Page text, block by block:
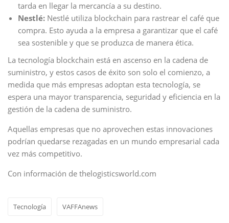
tarda en llegar la mercancía a su destino.
Nestlé: Nestlé utiliza blockchain para rastrear el café que
compra. Esto ayuda a la empresa a garantizar que el café
sea sostenible y que se produzca de manera ética.
La tecnología blockchain está en ascenso en la cadena de
suministro, y estos casos de éxito son solo el comienzo, a
medida que más empresas adoptan esta tecnología, se
espera una mayor transparencia, seguridad y eficiencia en la
gestión de la cadena de suministro.
Aquellas empresas que no aprovechen estas innovaciones
podrían quedarse rezagadas en un mundo empresarial cada
vez más competitivo.
Con información de thelogisticsworld.com
Tecnología VAFFAnews